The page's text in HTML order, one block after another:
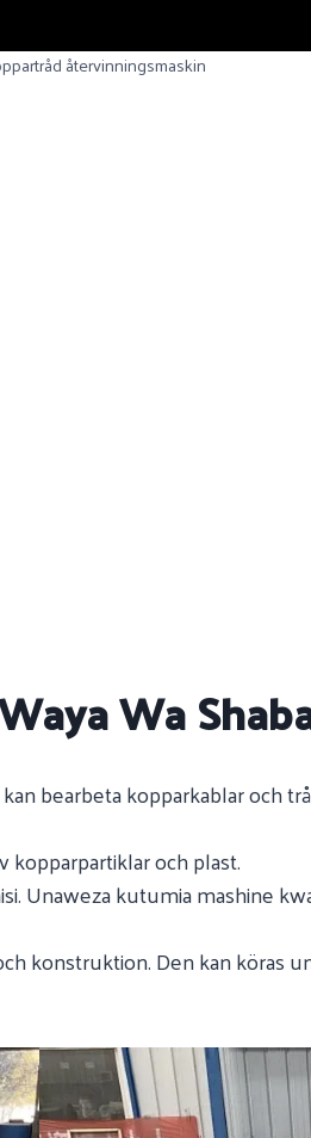
återvinningsmaskin
Wa
bearbeta kopparkablar och
kopparpartiklar och plast.
Unaweza kutumia mashine
konstruktion. Den kan köras